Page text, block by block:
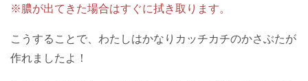
※膿が出てきた場合はすぐに拭き取ります。
こうすることで、わたしはかなりカッチカチのかさぶたが
作れましたよ！